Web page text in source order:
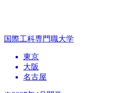
国際工科専門職大学
東京
大阪
名古屋